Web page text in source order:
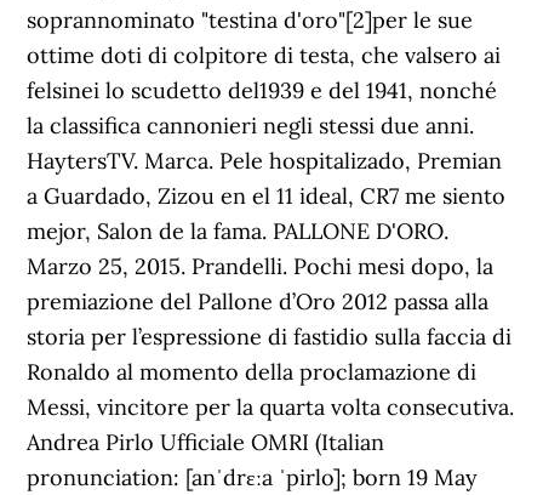
soprannominato "testina d'oro"[2]per le sue
ottime doti di colpitore di testa, che valsero ai
felsinei lo scudetto del1939 e del 1941, nonché
la classifica cannonieri negli stessi due anni.
HaytersTV. Marca. Pele hospitalizado, Premian
a Guardado, Zizou en el 11 ideal, CR7 me siento
mejor, Salon de la fama. PALLONE D'ORO.
Marzo 25, 2015. Prandelli. Pochi mesi dopo, la
premiazione del Pallone d’Oro 2012 passa alla
storia per l’espressione di fastidio sulla faccia di
Ronaldo al momento della proclamazione di
Messi, vincitore per la quarta volta consecutiva.
Andrea Pirlo Ufficiale OMRI (Italian
pronunciation: [anˈdrɛːa ˈpirlo]; born 19 May